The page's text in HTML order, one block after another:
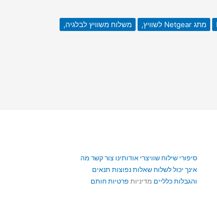
מתג Netgear לשוויץ, משלוח משוויץ לבלגיה,
סיפורי שילוח שוויצרי אודותינו צור קשר מה
אינך יכול לשלוח שאלות נפוצות תנאים
והגבלות כלליים מדיניות פרטיותחותם